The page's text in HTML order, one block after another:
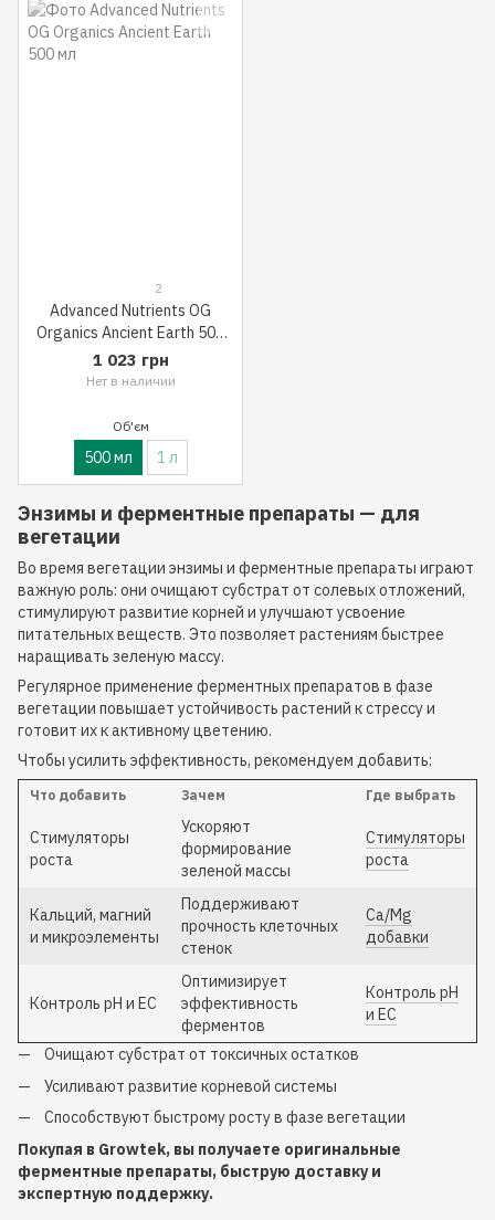
2
Advanced Nutrients OG
Organics Ancient Earth 500
мл
1 023 грн
Нет в наличии
Об'єм
500 мл 1 л
Энзимы и ферментные препараты — для
вегетации
Во время вегетации энзимы и ферментные препараты играют
важную роль: они очищают субстрат от солевых отложений,
стимулируют развитие корней и улучшают усвоение
питательных веществ. Это позволяет растениям быстрее
наращивать зеленую массу.
Регулярное применение ферментных препаратов в фазе
вегетации повышает устойчивость растений к стрессу и
готовит их к активному цветению.
Чтобы усилить эффективность, рекомендуем добавить:
Что добавить Зачем Где выбрать
Стимуляторы
роста
Ускоряют
формирование
зеленой массы
Стимуляторы
роста
Кальций, магний
и микроэлементы
Поддерживают
прочность клеточных
стенок
Ca/Mg
добавки
Контроль pH и EC
Оптимизирует
эффективность
ферментов
Контроль pH
и EC
Очищают субстрат от токсичных остатков
Усиливают развитие корневой системы
Способствуют быстрому росту в фазе вегетации
Покупая в Growtek, вы получаете оригинальные
ферментные препараты, быструю доставку и
экспертную поддержку.